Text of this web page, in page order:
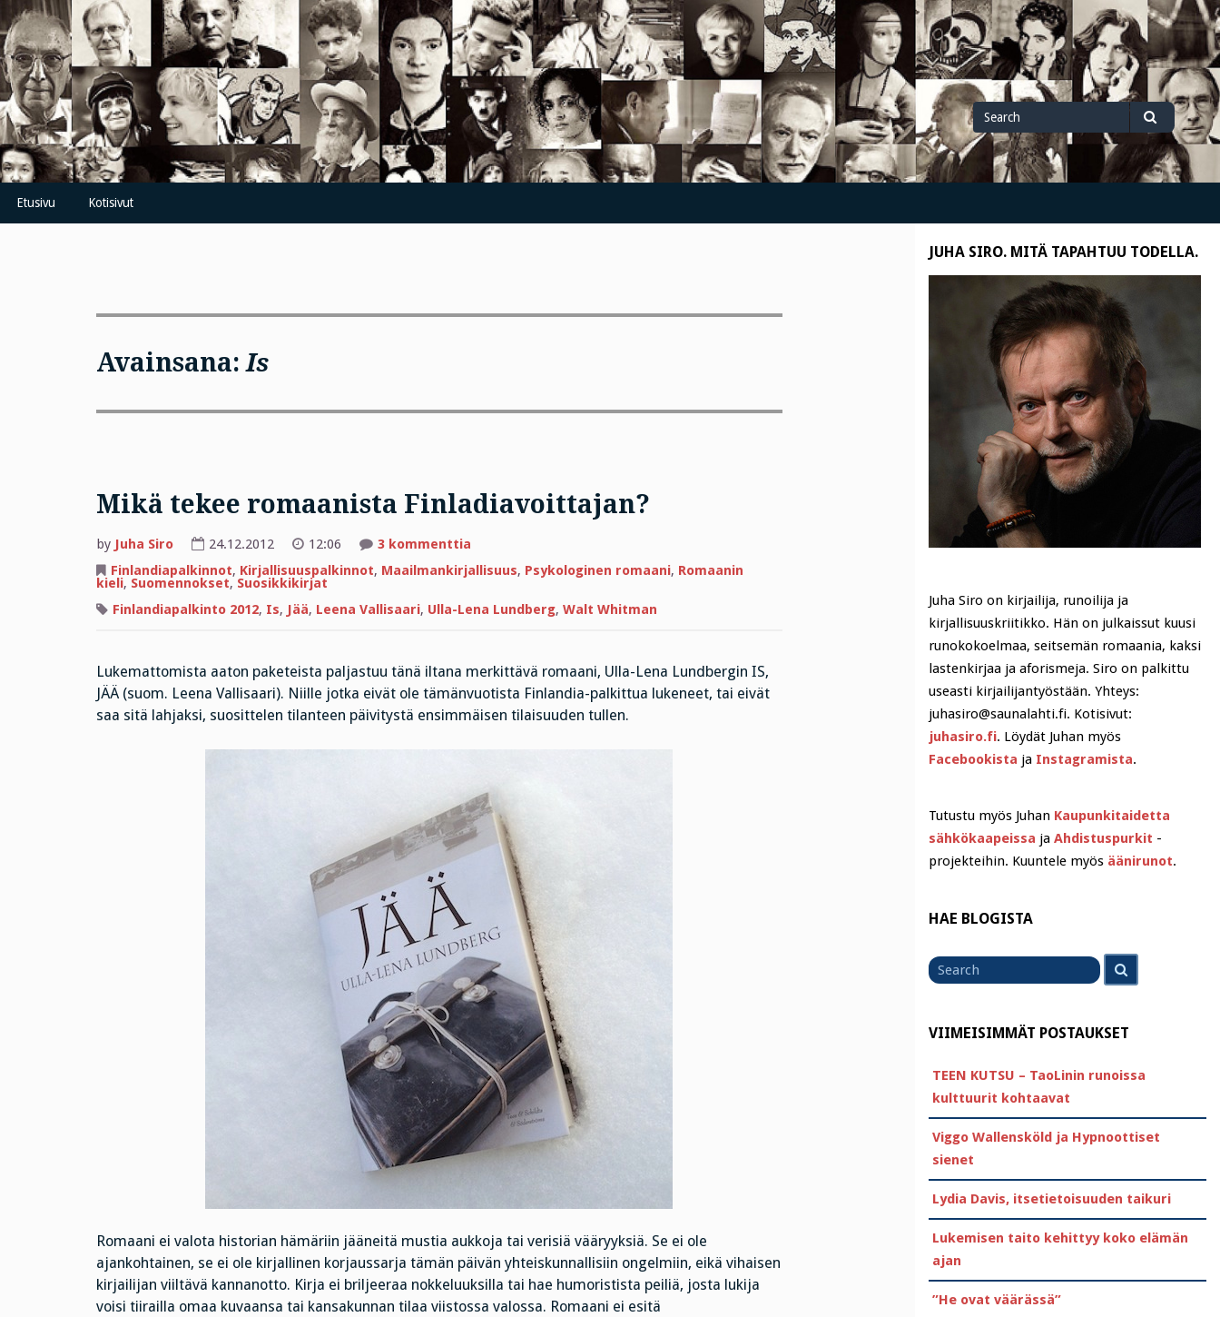
Skip
to
content
Search
for
Search
Etusivu Kotisivut
Avainsana:Is
Mikä tekee romaanista Finladiavoittajan?
by Juha Siro 24.12.2012 12:06 3 kommenttiaartikkeliin
tekee
romaanista
Finlandiapalkinnot, Kirjallisuuspalkinnot, Maailmankirjallisuus, Psykologinen romaani, Romaanin
kieli, Suomennokset, Suosikkikirjat
Finlandiapalkinto 2012, Is, Jää, Leena Vallisaari, Ulla-Lena Lundberg, Walt Whitman
Lukemattomista aaton paketeista paljastuu tänä iltana merkittävä romaani, Ulla-Lena Lundbergin IS,
JÄÄ (suom. Leena Vallisaari). Niille jotka eivät ole tämänvuotista Finlandia-palkittua lukeneet, tai eivät
saa sitä lahjaksi, suosittelen tilanteen päivitystä ensimmäisen tilaisuuden tullen.
Romaani ei valota historian hämäriin jääneitä mustia aukkoja tai verisiä vääryyksiä. Se ei ole
ajankohtainen, se ei ole kirjallinen korjaussarja tämän päivän yhteiskunnallisiin ongelmiin, eikä vihaisen
kirjailijan viiltävä kannanotto. Kirja ei briljeeraa nokkeluuksilla tai hae humoristista peiliä, josta lukija
voisi tiirailla omaa kuvaansa tai kansakunnan tilaa viistossa valossa. Romaani ei esitä
JUHA SIRO. MITÄ TAPAHTUU TODELLA.
Juha Siro on kirjailija, runoilija ja
kirjallisuuskriitikko. Hän on julkaissut kuusi
runokokoelmaa, seitsemän romaania, kaksi
lastenkirjaa ja aforismeja. Siro on palkittu
useasti kirjailijantyöstään. Yhteys:
juhasiro@saunalahti.fi. Kotisivut:
juhasiro.fi. Löydät Juhan myös
Facebookista ja Instagramista.
Tutustu myös Juhan Kaupunkitaidetta
sähkökaapeissa ja Ahdistuspurkit -
projekteihin. Kuuntele myös äänirunot.
HAE BLOGISTA
for
VIIMEISIMMÄT POSTAUKSET
TEEN KUTSU – TaoLinin runoissa
kulttuurit kohtaavat
Viggo Wallensköld ja Hypnoottiset
sienet
Lydia Davis, itsetietoisuuden taikuri
Lukemisen taito kehittyy koko elämän
ajan
”He ovat väärässä”